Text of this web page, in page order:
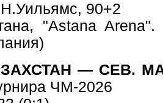
90+2
"Astana
— СЕВ.
ЧМ-2026